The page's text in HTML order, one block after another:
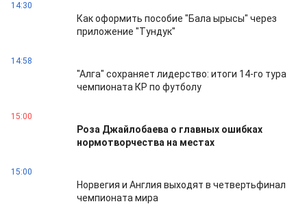
14:30
Как оформить пособие "Бала ырысы" через
приложение "Тундук"
14:58
"Алга" сохраняет лидерство: итоги 14-го тура
чемпионата КР по футболу
15:00
Роза Джайлобаева о главных ошибках
нормотворчества на местах
15:00
Норвегия и Англия выходят в четвертьфинал
чемпионата мира